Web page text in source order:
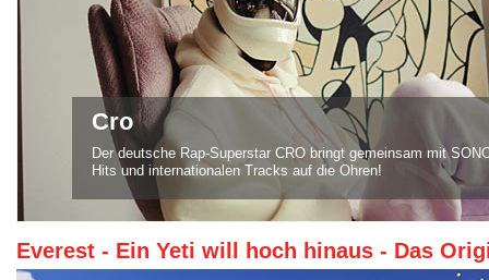
Blackmore's Night "Winter Carols"
Wenn im Herbst der Bandname BLACKMORE'S NIGHT fällt,
Wahrscheinlichkeit bald weihnachtlich. Kaum eine andere
Everest - Ein Yeti will hoch hinaus - Das